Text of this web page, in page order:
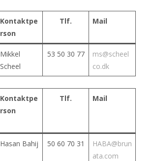
Kontaktpe
rson
Tlf. Mail
Mikkel
Scheel
53 50 30 77
ms@scheel
co.dk
Kontaktpe
rson
Tlf. Mail
Hasan Bahij 50 60 70 31
HABA@brun
ata.com